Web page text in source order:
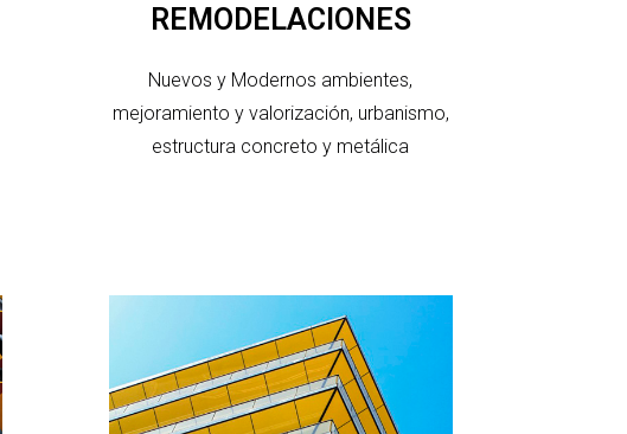
REMODELACIONES
Nuevos y Modernos ambientes,
mejoramiento y valorización, urbanismo,
estructura concreto y metálica